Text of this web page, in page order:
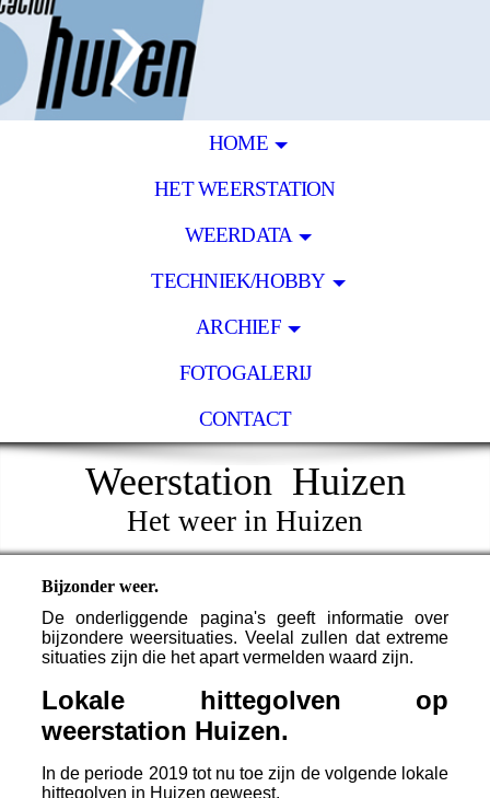
HOME
HET WEERSTATION
WEERDATA
TECHNIEK/HOBBY
ARCHIEF
FOTOGALERIJ
CONTACT
Weerstation Huizen
Het weer in Huizen
Bijzonder weer.
De onderliggende pagina's geeft informatie over
bijzondere weersituaties. Veelal zullen dat extreme
situaties zijn die het apart vermelden waard zijn.
Lokale hittegolven op
weerstation Huizen.
In de periode 2019 tot nu toe zijn de volgende lokale
hittegolven in Huizen geweest.